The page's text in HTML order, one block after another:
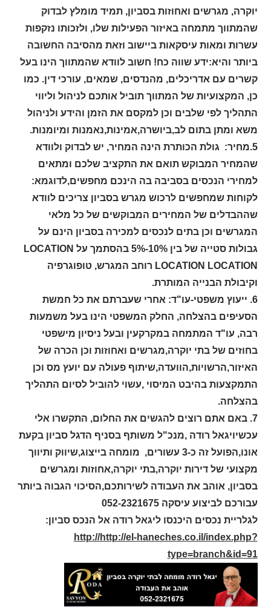
יוקרה, מגרשים ואחוזות בסביון, תמיד מומלץ לבדוק
שהמתווך מתמחה באיזור הפעילות שלו, ולזכותו נזקפות
עשרות ומאות עיסקאות ביישוב וזאת מהסיבה החשובה
ביותר והיא:ידע שווה כח! חשוב לוודא שהמתווך הינו בעל
קשרים עם אדריכלים, מהנדסים, שמאים, עורכי דין. כמו
כן, המקצועיות של המתווך תוביל אותכם לניהול וליווי
התהליך לפי שלבים וכן למקסם את הזמן והידע ולניהול
משא ומתן בתום לב,ביושרה,אמינות,נאמנות ומיומנות.
5.מחיר: גולת הכותרת הינה המחיר, יש לבדוק ולוודא
שהמחיר המבוקש תואם את התקציב שלכם ומתאים
למחירי הנכסים בסביבה בה הינכם מחפשים,לדוגמא:
לקוחות שמחפשים לרכוש מגרש בסביון צריכים לוודא
שההבדלים של המחירים המבוקשים של כל מלאי
המגרשים וכן בתים לנכסים למכירה בסביון הינם על
גבולות סטייה של בין 10%-5% בהסתמך על LOCATION
LOCATION LOCATION רוחב המגרש, טופוגרפיה
וקיבולת הבנייה המותרת.
6. ייעוץ משפטי-עו"ד: אחרי שעברתם את כל חמשת
הסעיפים בהצלחה, החלק המשפטי הינו בעל משמעות
רבה, עו"ד המתמחה במקרקעין ובעל ניסיון מישפטי
בחוזים של בתי יוקרה,מגרשים ואחוזות וכן הכרה של
האיזור,הרשויות,הוועדה,שיתוף פעולה עם יועץ מס וכן
התמקצעות בהיבט המיסוי ,עשוי להוביל לסיום התהליך
בהצלחה.
7. באם אתם רוצים להגשים את החלום, התקשרו אלי
עכשיויגאל רודה ,מנכ"ל משותף בסניף הדגל סביון בקעת
אונו,הפועל זה כ-3 עשורים, מומחה בייצוג,שיווק ותיווך
מקצועי של דירות יוקרה,בתי יוקרה,אחוזות ומגרשים
בסביון, אוהב את העבודה לשירותכם,הסיכוי הגבוה ביותר
עבורכם לביצוע עיסקה 052-2321675
לגלריית נכסים היכנסו ליגאל רודה אל הנכס סביון:
http://http://el-haneches.co.il/index.php?
type=branch&id=91